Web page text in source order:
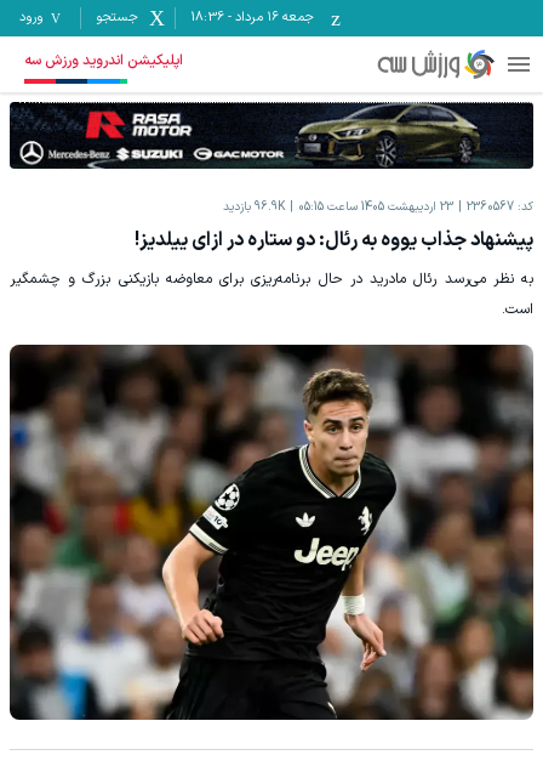
جمعه ۱۶ مرداد -
18:36 جستجو ورود
اپلیکیشن اندروید ورزش سه
کد: 2360567 23 اردیبهشت 1405 ساعت 05:15 96.9K بازدید
پیشنهاد جذاب یووه به رئال: دو ستاره در ازای ییلدیز!
به نظر می‌رسد رئال مادرید در حال برنامه‌ریزی برای معاوضه بازیکنی بزرگ و چشمگیر
است.